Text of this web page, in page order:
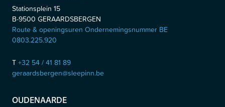
Stationsplein 15
B-9500 GERAARDSBERGEN
Route & openingsuren Ondernemingsnummer BE
0803.225.920
T +32 54 / 41 81 89
geraardsbergen@sleepinn.be
OUDENAARDE